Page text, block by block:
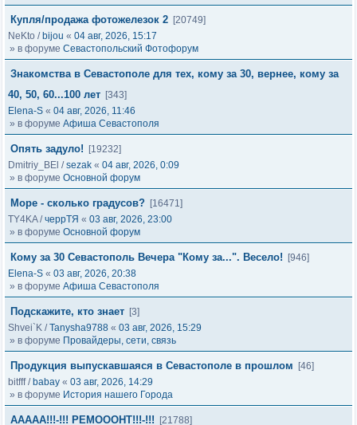
Купля/продажа фотожелезок 2 [20749]
NeKto / bijou « 04 авг, 2026, 15:17
» в форуме Севастопольский Фотофорум
Знакомства в Севастополе для тех, кому за 30, вернее, кому за
40, 50, 60...100 лет [343]
Elena-S « 04 авг, 2026, 11:46
» в форуме Афиша Севастополя
Опять задуло!
[19232]
Dmitriy_BEl /sezak « 04 авг, 2026, 0:09
» в форуме Основной форум
Море - сколько градусов? [16471]
TY4KA/черрТЯ « 03 авг, 2026, 23:00
» в форуме Основной форум
Кому за 30 Севастополь Вечера "Кому за...". Весело!
[946]
Elena-S « 03 авг, 2026, 20:38
» в форуме Афиша Севастополя
Подскажите, кто знает [3]
Shvei`K /Tanysha9788 « 03 авг, 2026, 15:29
» в форуме Провайдеры, сети, связь
Продукция выпускавшаяся в Севастополе в прошлом
[46]
bitfff/ babay « 03 авг, 2026, 14:29
» в форуме История нашего Города
ААААА!!!-!!! РЕМОООНТ!!!-!!!
[21788]